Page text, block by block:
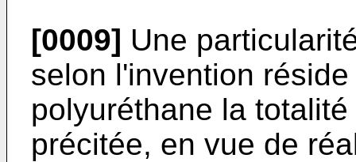
[0009] Une
selon l'invention
polyuréthane la
précitée, en vue de